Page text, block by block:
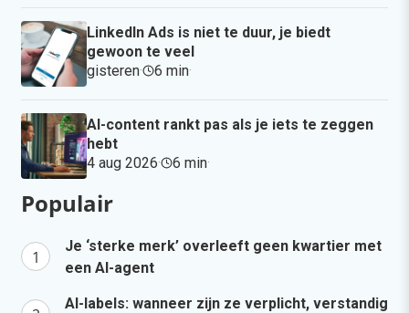
LinkedIn Ads is niet te duur, je biedt
gewoon te veel
gisteren· 6 min·
AI-content rankt pas als je iets te zeggen
hebt
4 aug 2026· 6 min·
Populair
Je ‘sterke merk’ overleeft geen kwartier met
een AI-agent
AI-labels: wanneer zijn ze verplicht, verstandig